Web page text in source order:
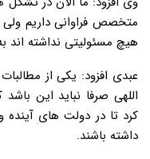
متخصص فراوانی داریم ولی
هیچ مسئولیتی نداشته اند
عبدی افزود: یکی از
اللهی صرفا نباید این
کرد تا در دولت های
داشته باشند.